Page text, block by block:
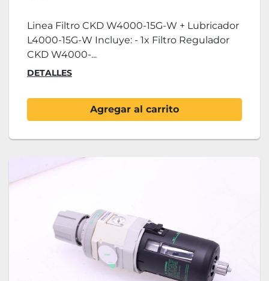
Linea Filtro CKD W4000-15G-W + Lubricador
L4000-15G-W Incluye: - 1x Filtro Regulador
CKD W4000-...
DETALLES
Agregar al carrito